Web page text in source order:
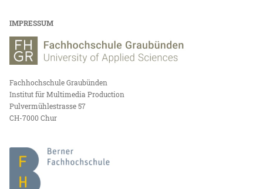
IMPRESSUM
Fachhochschule Graubünden
Institut für Multimedia Production
Pulvermühlestrasse 57
CH-7000 Chur